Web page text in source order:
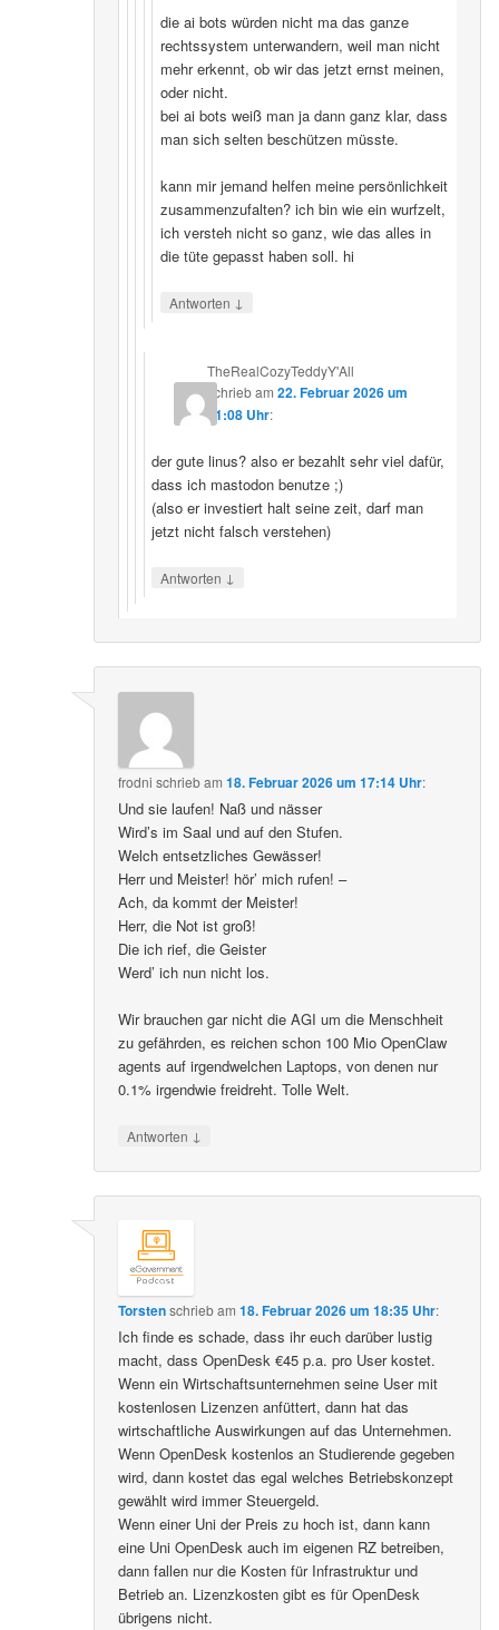
die ai bots würden nicht ma das ganze
rechtssystem unterwandern, weil man nicht
mehr erkennt, ob wir das jetzt ernst meinen,
oder nicht.
bei ai bots weiß man ja dann ganz klar, dass
man sich selten beschützen müsste.
kann mir jemand helfen meine persönlichkeit
zusammenzufalten? ich bin wie ein wurfzelt,
ich versteh nicht so ganz, wie das alles in
die tüte gepasst haben soll. hi
Antworten ↓
TheRealCozyTeddyY'All
schriebam22. Februar 2026 um
21:08 Uhr:
der gute linus? also er bezahlt sehr viel dafür,
dass ich mastodon benutze ;)
(also er investiert halt seine zeit, darf man
jetzt nicht falsch verstehen)
Antworten ↓
frodni schriebam18. Februar 2026 um 17:14 Uhr:
Und sie laufen! Naß und nässer
Wird’s im Saal und auf den Stufen.
Welch entsetzliches Gewässer!
Herr und Meister! hör’ mich rufen! –
Ach, da kommt der Meister!
Herr, die Not ist groß!
Die ich rief, die Geister
Werd’ ich nun nicht los.
Wir brauchen gar nicht die AGI um die Menschheit
zu gefährden, es reichen schon 100 Mio OpenClaw
agents auf irgendwelchen Laptops, von denen nur
0.1% irgendwie freidreht. Tolle Welt.
Antworten ↓
Torstenschriebam18. Februar 2026 um 18:35 Uhr:
Ich finde es schade, dass ihr euch darüber lustig
macht, dass OpenDesk €45 p.a. pro User kostet.
Wenn ein Wirtschaftsunternehmen seine User mit
kostenlosen Lizenzen anfüttert, dann hat das
wirtschaftliche Auswirkungen auf das Unternehmen.
Wenn OpenDesk kostenlos an Studierende gegeben
wird, dann kostet das egal welches Betriebskonzept
gewählt wird immer Steuergeld.
Wenn einer Uni der Preis zu hoch ist, dann kann
eine Uni OpenDesk auch im eigenen RZ betreiben,
dann fallen nur die Kosten für Infrastruktur und
Betrieb an. Lizenzkosten gibt es für OpenDesk
übrigens nicht.